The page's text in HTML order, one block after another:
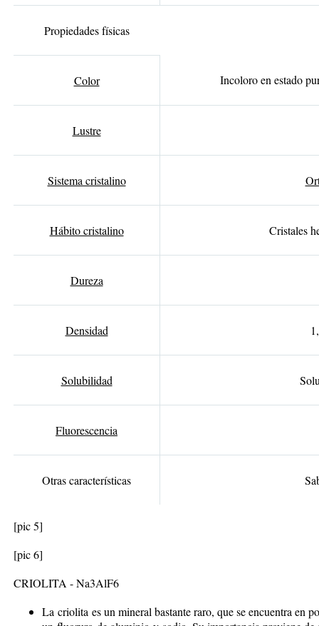
Propiedades físicas
Color Incoloro en estado
Lustre
Sistema cristalino
Hábito cristalino Cristales
Dureza
Densidad
Solubilidad
Fluorescencia
Otras características
[pic 5]
[pic 6]
CRIOLITA - Na3AlF6
La criolita es un mineral bastante raro, que se encuentra en